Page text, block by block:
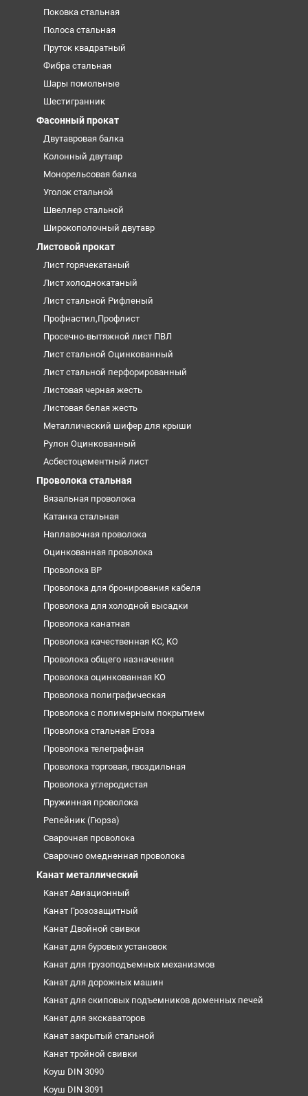
Поковка стальная
Полоса стальная
Пруток квадратный
Фибра стальная
Шары помольные
Шестигранник
Фасонный прокат
Двутавровая балка
Колонный двутавр
Монорельсовая балка
Уголок стальной
Швеллер стальной
Широкополочный двутавр
Листовой прокат
Лист горячекатаный
Лист холоднокатаный
Лист стальной Рифленый
Профнастил,Профлист
Просечно-вытяжной лист ПВЛ
Лист стальной Оцинкованный
Лист стальной перфорированный
Листовая черная жесть
Листовая белая жесть
Металлический шифер для крыши
Рулон Оцинкованный
Асбестоцементный лист
Проволока стальная
Вязальная проволока
Катанка стальная
Наплавочная проволока
Оцинкованная проволока
Проволока ВР
Проволока для бронирования кабеля
Проволока для холодной высадки
Проволока канатная
Проволока качественная КС, КО
Проволока общего назначения
Проволока оцинкованная КО
Проволока полиграфическая
Проволока с полимерным покрытием
Проволока стальная Егоза
Проволока телеграфная
Проволока торговая, гвоздильная
Проволока углеродистая
Пружинная проволока
Репейник (Гюрза)
Сварочная проволока
Сварочно омедненная проволока
Канат металлический
Канат Авиационный
Канат Грозозащитный
Канат Двойной свивки
Канат для буровых установок
Канат для грузоподъемных механизмов
Канат для дорожных машин
Канат для скиповых подъемников доменных печей
Канат для экскаваторов
Канат закрытый стальной
Канат тройной свивки
Коуш DIN 3090
Коуш DIN 3091